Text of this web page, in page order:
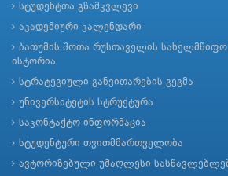
სტუდენტთა გზამკვლევი
აკადემიური კალენდარი
ბათუმის შოთა რუსთაველის სახელმწიფო
ისტორია
სტრატეგიული განვითარების გეგმა
უნივერსიტეტის სტრუქტურა
საკონტაქტო ინფორმაცია
სტუდენტური თვითმმართველობა
ავტორიზებული უმაღლესი